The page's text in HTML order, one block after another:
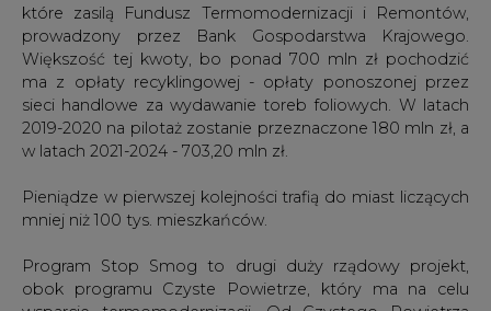
które zasilą Fundusz Termomodernizacji i Remontów,
prowadzony przez Bank Gospodarstwa Krajowego.
Większość tej kwoty, bo ponad 700 mln zł pochodzić
ma z opłaty recyklingowej - opłaty ponoszonej przez
sieci handlowe za wydawanie toreb foliowych. W latach
2019-2020 na pilotaż zostanie przeznaczone 180 mln zł, a
w latach 2021-2024 - 703,20 mln zł.
Pieniądze w pierwszej kolejności trafią do miast liczących
mniej niż 100 tys. mieszkańców.
Program Stop Smog to drugi duży rządowy projekt,
obok programu Czyste Powietrze, który ma na celu